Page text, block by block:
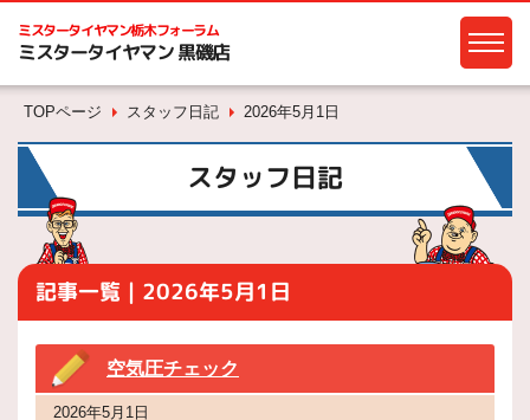
ミスタータイヤマン栃木フォーラム
ミスタータイヤマン 黒磯店
TOPページ スタッフ日記 2026年5月1日
スタッフ日記
記事一覧｜2026年5月1日
空気圧チェック
2026年5月1日